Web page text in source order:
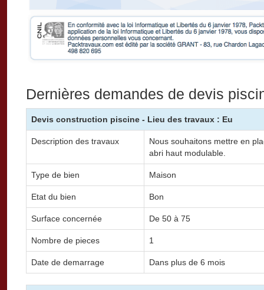
Dernières demandes de devis
Devis construction piscine - Lieu des travaux : Eu
Description des travaux
Nous souhaitons mettre en
abri haut modulable.
Type de bien Maison
Etat du bien Bon
Surface concernée De 50 à 75
Nombre de pieces 1
Date de demarrage Dans plus de 6 mois